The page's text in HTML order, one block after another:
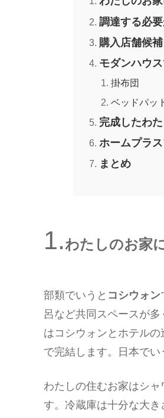
調達する必
購入店舗候補
モダンハウス
掛布団
ベッドパッ
完成したわ
ホームプラ
まとめ
わたしのお家
部類でいうと コシウォン
呂など共同スペースが
はコシウォンとホテル
で完結します。日本で
わたしの住むお家はシ
す。冷蔵庫は十分な大